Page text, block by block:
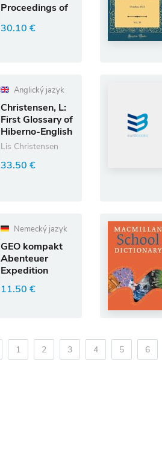
Proceedings of
Con
30.10 €
Anglický jazyk
Christensen, L:
First Glossary of
Hiberno-English
Lis Christensen
33.50 €
Nemecký jazyk
GEO kompakt
Abenteuer
Expedition
11.50 €
1 2 3 4 5 6